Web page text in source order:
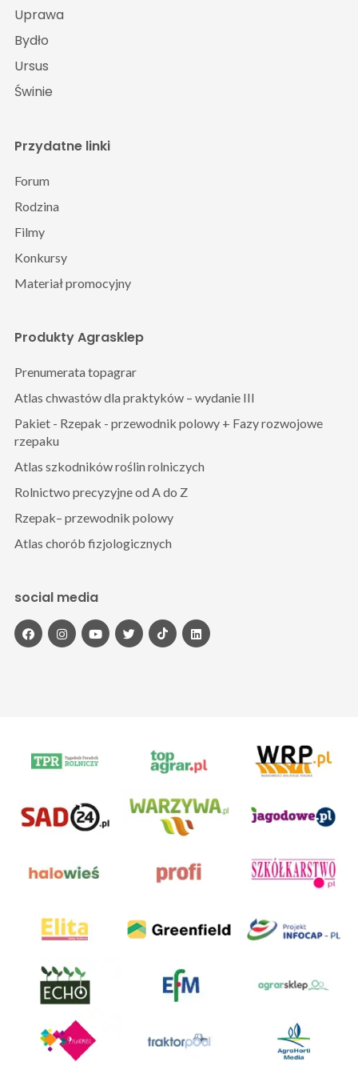
Uprawa
Bydło
Ursus
Świnie
Produkty Agrasklep
Prenumerata topagrar
Atlas chwastów dla praktyków – wydanie III
Pakiet - Rzepak - przewodnik polowy + Fazy rozwojowe
rzepaku
Atlas szkodników roślin rolniczych
Rolnictwo precyzyjne od A do Z
Rzepak– przewodnik polowy
Atlas chorób fizjologicznych
Przydatne linki
Forum
Rodzina
Filmy
Konkursy
Materiał promocyjny
social media